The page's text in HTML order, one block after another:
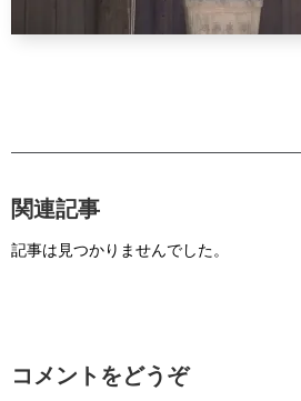
関連記事
記事は見つかりませんでした。
コメントをどうぞ